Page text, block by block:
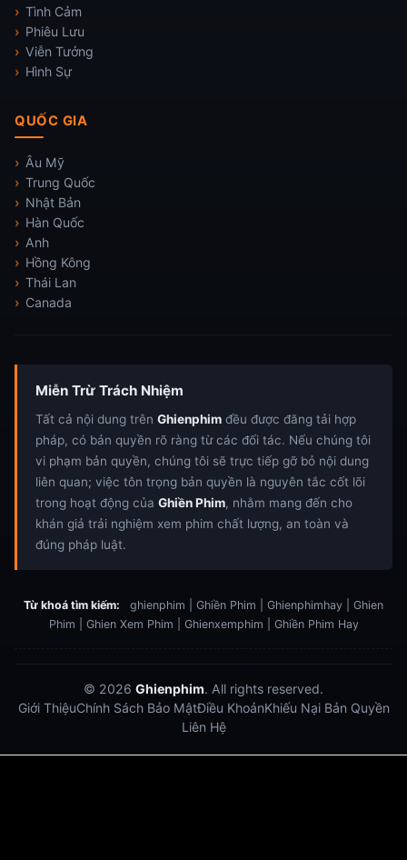
Tình Cảm
Phiêu Lưu
Viễn Tưởng
Hình Sự
QUỐC GIA
Âu Mỹ
Trung Quốc
Nhật Bản
Hàn Quốc
Anh
Hồng Kông
Thái Lan
Canada
Miễn Trừ Trách Nhiệm
Tất cả nội dung trên Ghienphim đều được đăng tải hợp
pháp, có bản quyền rõ ràng từ các đối tác. Nếu chúng tôi
vi phạm bản quyền, chúng tôi sẽ trực tiếp gỡ bỏ nội dung
liên quan; việc tôn trọng bản quyền là nguyên tắc cốt lõi
trong hoạt động của Ghiền Phim, nhằm mang đến cho
khán giả trải nghiệm xem phim chất lượng, an toàn và
đúng pháp luật.
Từ khoá tìm kiếm:
ghienphim | Ghiền Phim | Ghienphimhay | Ghien
Phim | Ghien Xem Phim | Ghienxemphim | Ghiền Phim Hay
© 2026 Ghienphim. All rights reserved.
Giới ThiệuChính Sách Bảo MậtĐiều KhoảnKhiếu Nại Bản Quyền
Liên Hệ